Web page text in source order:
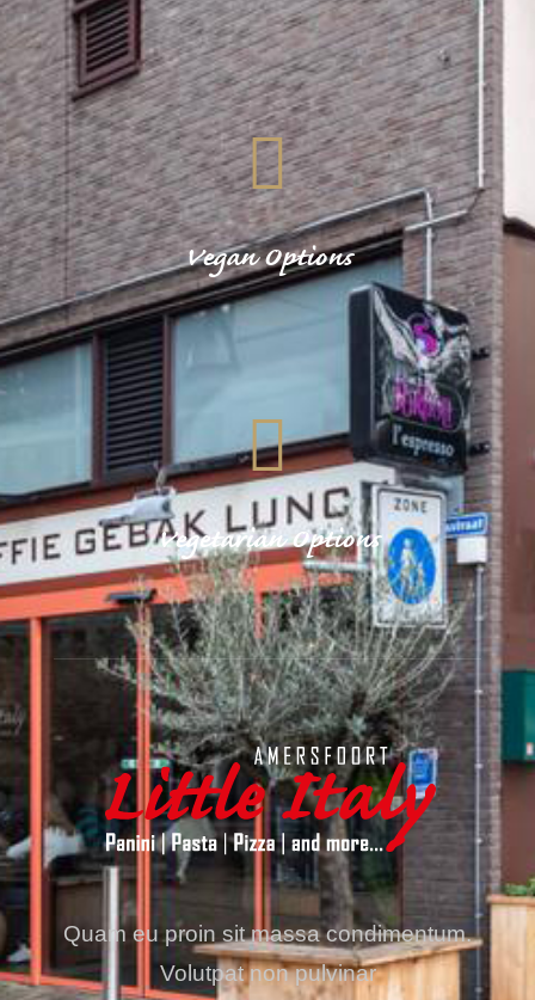
Vegan Options
Vegetarian Options
Quam eu proin sit massa condimentum.
Volutpat non pulvinar